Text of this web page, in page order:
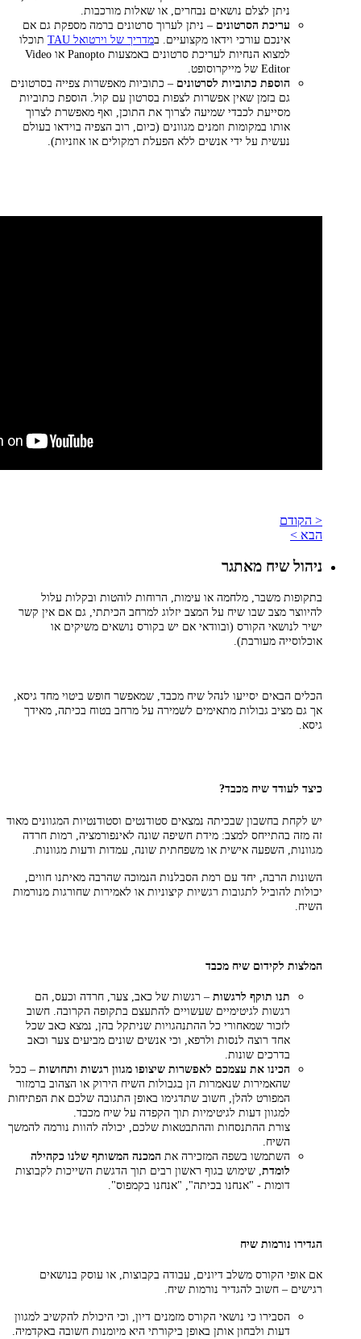
ניתן לצלם נושאים נבחרים, או שאלות מורכבות.
עריכת הסרטונים – ניתן לערוך סרטונים ברמה מספקת גם אם
אינכם עורכי וידאו מקצועיים. במדריך של וירטואל TAU
תוכלו
למצוא הנחיות לעריכת סרטונים באמצעות Panopto או Video
Editor של מייקרוסופט.
הוספת כתוביות לסרטונים – כתוביות מאפשרות צפייה בסרטונים
גם בזמן שאין אפשרות לצפות בסרטון עם קול. הוספת כתוביות
מסייעת לכבדי שמיעה לצרוך את התוכן, ואף מאפשרת לצרוך
אותו במקומות וזמנים מגוונים (כיום, רוב הצפיה בוידאו בעולם
נעשית על ידי אנשים ללא הפעלת רמקולים או אוזניות).
< הקודם
הבא >
ניהול שיח מאתגר
בתקופות משבר, מלחמה או עימות, הרוחות לוהטות ובקלות עלול
להיווצר מצב שבו שיח על המצב יזלוג למרחב הכיתתי, גם אם אין קשר
ישיר לנושאי הקורס (ובוודאי אם יש בקורס נושאים משיקים או
אוכלוסייה מעורבת).
הכלים הבאים יסייעו לנהל שיח מכבד, שמאפשר חופש ביטוי מחד גיסא,
אך גם מציב גבולות מתאימים לשמירה על מרחב בטוח בכיתה, מאידך
גיסא.
כיצד לעודד שיח מכבד?
יש לקחת בחשבון שבכיתה נמצאים סטודנטים וסטודנטיות המגוונים מאוד
זה מזה בהתייחס למצב: מידת חשיפה שונה לאינפורמציה, רמות חרדה
מגוונות, השפעה אישית או משפחתית שונה, עמדות ודעות מגוונות.
השונות הרבה, יחד עם רמת הסבלנות הנמוכה שהרבה מאיתנו חווים,
יכולות להוביל לתגובות רגשיות קיצוניות או לאמירות שחורגות מנורמות
השיח.
המלצות לקידום שיח מכבד
תנו תוקף לרגשות – רגשות של כאב, צער, חרדה וכעס, הם
רגשות לגיטימיים שעשויים להתעצם בתקופה הקרובה. חשוב
לזכור שמאחורי כל ההתנהגויות שניתקל בהן, נמצא כאב שכל
אחד רוצה לנסות ולרפא, וכי אנשים שונים מביעים צער וכאב
בדרכים שונות.
הכינו את עצמכם לאפשרות שיצופו מגוון רגשות ותחושות – ככל
שהאמירות שנאמרות הן בגבולות השיח הירוק או הצהוב ברמזור
המפורט להלן, חשוב שתדגימו באופן התגובה שלכם את הפתיחות
למגוון דעות לגיטימיות תוך הקפדה על שיח מכבד.
צורת ההתנסחות וההתבטאות שלכם, יכולה להוות נורמה להמשך
השיח.
השתמשו בשפה המזכירה את המכנה המשותף שלנו כקהילה
לומדת , שימוש בגוף ראשון רבים תוך הדגשת השייכות לקבוצות
דומות - "אנחנו בכיתה", "אנחנו בקמפוס".
הגדירו נורמות שיח
אם אופי הקורס משלב דיונים, עבודה בקבוצות, או עוסק בנושאים
רגישים – חשוב להגדיר נורמות שיח.
הסבירו כי נושאי הקורס מזמנים דיון, וכי היכולת להקשיב למגוון
דעות ולבחון אותן באופן ביקורתי היא מיומנות חשובה באקדמיה.